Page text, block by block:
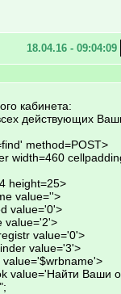
18.04.16 - 09:04:09
кабинета:
действующих
method=POST>
width=460
height=25>
value=''>
value='0'>
value='2'>
value='0'>
value='3'>
value='Найти Ваши